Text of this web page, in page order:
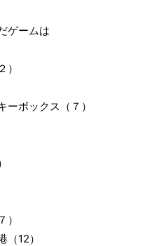
ゲームは
ーボックス（７）
）
（12）